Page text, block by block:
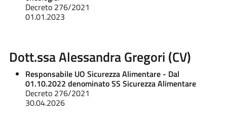
Decreto 276/2021
01.01.2023
Dott.ssa Alessandra Gregori (CV)
Responsabile UO Sicurezza Alimentare - Dal
01.10.2022 denominato SS Sicurezza Alimentare
Decreto 276/2021
30.04.2026